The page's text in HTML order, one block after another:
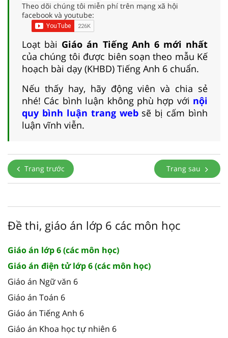
Theo dõi chúng tôi miễn phí trên mạng xã hội
facebook và youtube:
Loạt bài Giáo án Tiếng Anh 6 mới nhất
của chúng tôi được biên soạn theo mẫu Kế
hoạch bài dạy (KHBD) Tiếng Anh 6 chuẩn.
Nếu thấy hay, hãy động viên và chia sẻ
nhé! Các bình luận không phù hợp với nội
quy bình luận trang websẽ bị cấm bình
luận vĩnh viễn.
Trang trước Trang sau
Đề thi, giáo án lớp 6 các môn học
Giáo án lớp 6 (các môn học)
Giáo án điện tử lớp 6 (các môn học)
Giáo án Ngữ văn 6
Giáo án Toán 6
Giáo án Tiếng Anh 6
Giáo án Khoa học tự nhiên 6